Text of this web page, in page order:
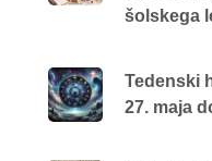
šolskega
Tedenski
27. maja